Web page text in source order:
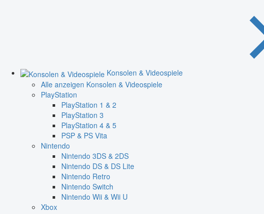
Konsolen & Videospiele
Alle anzeigen Konsolen & Videospiele
PlayStation
PlayStation 1 & 2
PlayStation 3
PlayStation 4 & 5
PSP & PS Vita
Nintendo
Nintendo 3DS & 2DS
Nintendo DS & DS Lite
Nintendo Retro
Nintendo Switch
Nintendo Wii & Wii U
Xbox